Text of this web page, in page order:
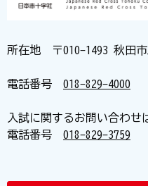
所在地 〒010-1493 秋田市
電話番号 018-829-4000
入試に関するお問い合わせ
電話番号 018-829-3759